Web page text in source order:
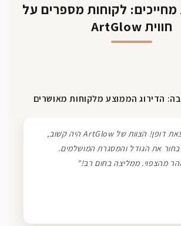
מחייכים: לקוחות מספרים על
חווית ArtGlow
"חווית שירות יוצאת דופן! הצוות של ArtGlow היה קשוב,
את הגודל והמסגרת המושלמים.
מהצפוי. ממליצה בחום רב!"